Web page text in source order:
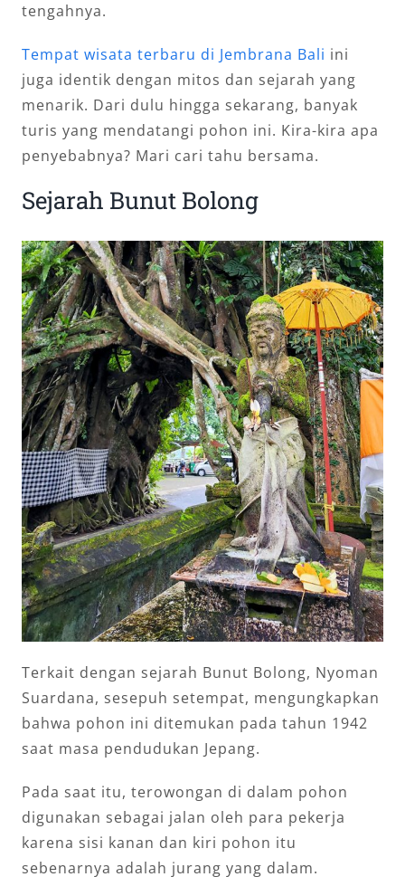
tengahnya.
Tempat wisata terbaru di Jembrana Bali ini
juga identik dengan mitos dan sejarah yang
menarik. Dari dulu hingga sekarang, banyak
turis yang mendatangi pohon ini. Kira-kira apa
penyebabnya? Mari cari tahu bersama.
Sejarah Bunut Bolong
Terkait dengan sejarah Bunut Bolong, Nyoman
Suardana, sesepuh setempat, mengungkapkan
bahwa pohon ini ditemukan pada tahun 1942
saat masa pendudukan Jepang.
Pada saat itu, terowongan di dalam pohon
digunakan sebagai jalan oleh para pekerja
karena sisi kanan dan kiri pohon itu
sebenarnya adalah jurang yang dalam.